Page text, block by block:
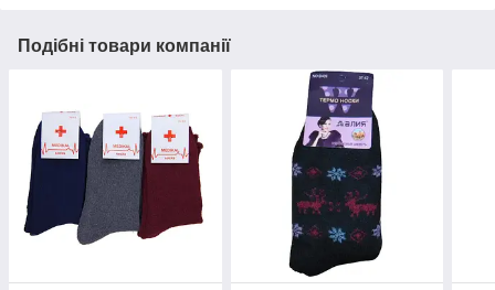
Подібні товари компанії